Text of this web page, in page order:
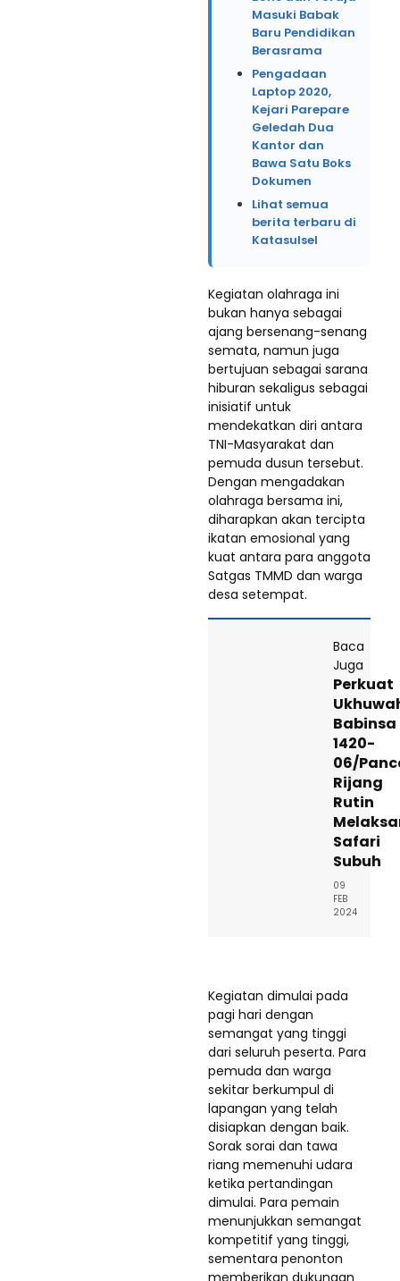
Masuki Babak
Baru Pendidikan
Berasrama
Pengadaan
Laptop 2020,
Kejari Parepare
Geledah Dua
Kantor dan
Bawa Satu Boks
Dokumen
Lihat semua
berita terbaru di
Katasulsel
Kegiatan olahraga ini
bukan hanya sebagai
ajang bersenang-senang
semata, namun juga
bertujuan sebagai sarana
hiburan sekaligus sebagai
inisiatif untuk
mendekatkan diri antara
TNI-Masyarakat dan
pemuda dusun tersebut.
Dengan mengadakan
olahraga bersama ini,
diharapkan akan tercipta
ikatan emosional yang
kuat antara para anggota
Satgas TMMD dan warga
desa setempat.
Baca
Juga
Perkuat
Babinsa
1420-
06/
Rijang
Rutin
Safari
Subuh
09
FEB
2024
Kegiatan dimulai pada
pagi hari dengan
semangat yang tinggi
dari seluruh peserta. Para
pemuda dan warga
sekitar berkumpul di
lapangan yang telah
disiapkan dengan baik.
Sorak sorai dan tawa
riang memenuhi udara
ketika pertandingan
dimulai. Para pemain
menunjukkan semangat
kompetitif yang tinggi,
sementara penonton